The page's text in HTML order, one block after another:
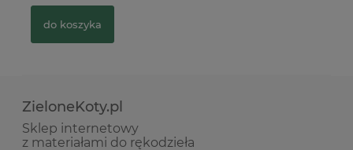
do koszyka
ZieloneKoty.pl
Sklep internetowy
z materiałami do rękodzieła